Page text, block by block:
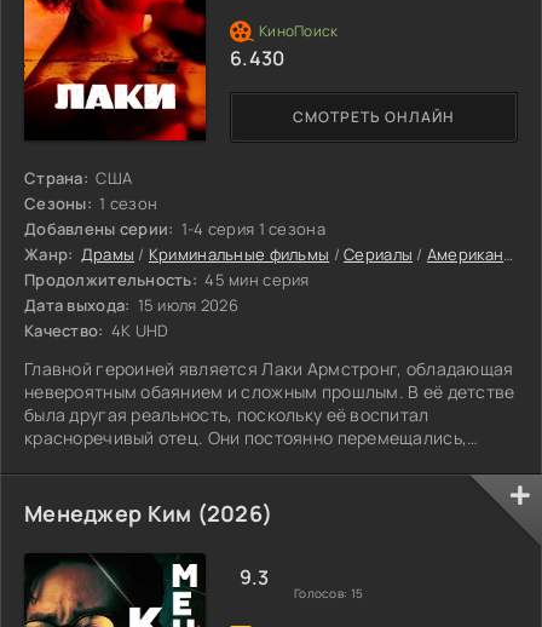
Страна: США
Сезоны: 1 сезон
Добавлены серии: 1-4 серия 1 сезона
Жанр: Драмы / Криминальные фильмы /Сериалы / Американские сериалы
Продолжительность: 45 мин серия
Дата выхода: 15 июля 2026
Качество: 4K UHD
Главной героиней является Лаки Армстронг, обладающая
невероятным обаянием и сложным прошлым. В её детстве
была другая реальность, поскольку её воспитал
красноречивый отец. Они постоянно перемещались,
СМОТРЕТЬ ОНЛАЙН
6.430
Менеджер Ким (2026)
9.3
Голосов: 15